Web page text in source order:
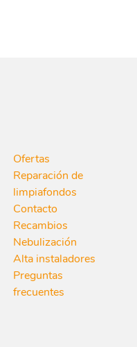
Ofertas
Reparación de
limpiafondos
Contacto
Recambios
Nebulización
Alta instaladores
Preguntas
frecuentes